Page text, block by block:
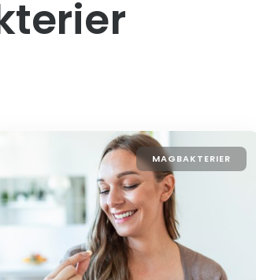
MAGBAKTERIER